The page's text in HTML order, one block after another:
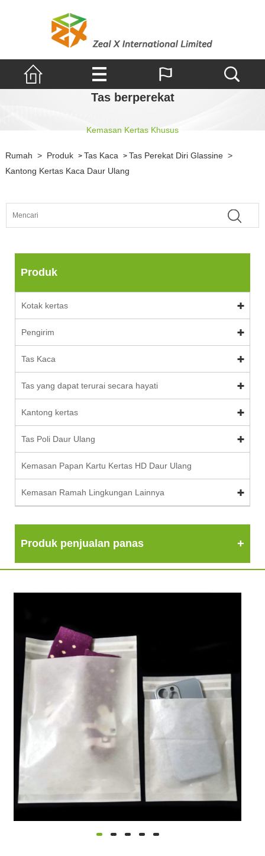
Tas berperekat
Kemasan Kertas Khusus
Rumah > Produk > Tas Kaca > Tas Perekat Diri Glassine >
Kantong Kertas Kaca Daur Ulang
Produk
Kotak kertas
Pengirim
Tas Kaca
Tas yang dapat terurai secara hayati
Kantong kertas
Tas Poli Daur Ulang
Kemasan Papan Kartu Kertas HD Daur Ulang
Kemasan Ramah Lingkungan Lainnya
Produk penjualan panas